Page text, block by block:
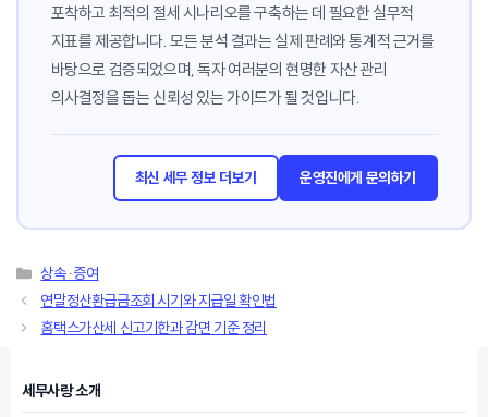
포착하고 최적의 절세 시나리오를 구축하는 데 필요한 실무적
지표를 제공합니다. 모든 분석 결과는 실제 판례와 통계적 근거를
바탕으로 검증되었으며, 독자 여러분의 현명한 자산 관리
의사결정을 돕는 신뢰성 있는 가이드가 될 것입니다.
최신 세무 정보 더보기 운영진에게 문의하기
카
테
고
리
상속·증여
연말정산환급금조회 시기와 지급일 확인법
홈택스가산세 신고기한과 감면 기준 정리
세무사랑 소개